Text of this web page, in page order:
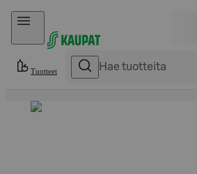
Hyppää sisältöön
Tuotteet